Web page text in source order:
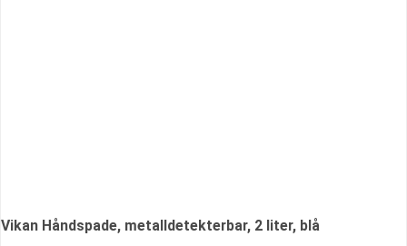
Vikan Håndspade, metalldetekterbar, 2 liter, blå